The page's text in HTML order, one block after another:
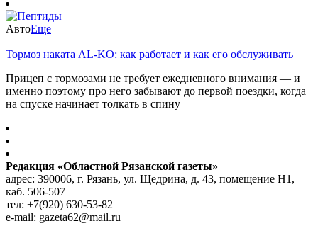
АвтоЕще
Тормоз наката AL-KO: как работает и как его обслуживать
Прицеп с тормозами не требует ежедневного внимания — и
именно поэтому про него забывают до первой поездки, когда
на спуске начинает толкать в спину
Редакция «Областной Рязанской газеты»
адрес: 390006, г. Рязань, ул. Щедрина, д. 43, помещение Н1,
каб. 506-507
тел: +7(920) 630-53-82
e-mail: gazeta62@mail.ru